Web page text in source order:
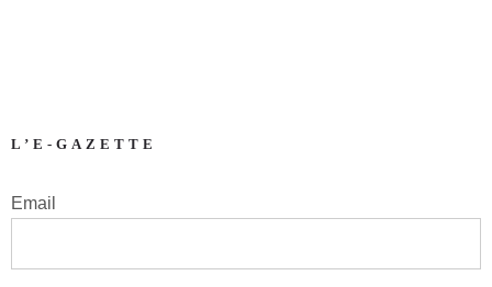
L’E-GAZETTE
Email